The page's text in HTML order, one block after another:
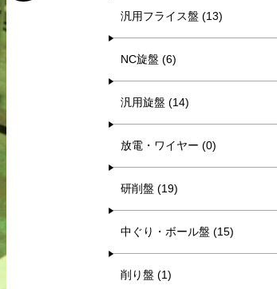
汎用フライス盤 (13)
NC旋盤 (6)
汎用旋盤 (14)
放電・ワイヤー (0)
研削盤 (19)
中ぐり・ボール盤 (15)
削り盤 (1)